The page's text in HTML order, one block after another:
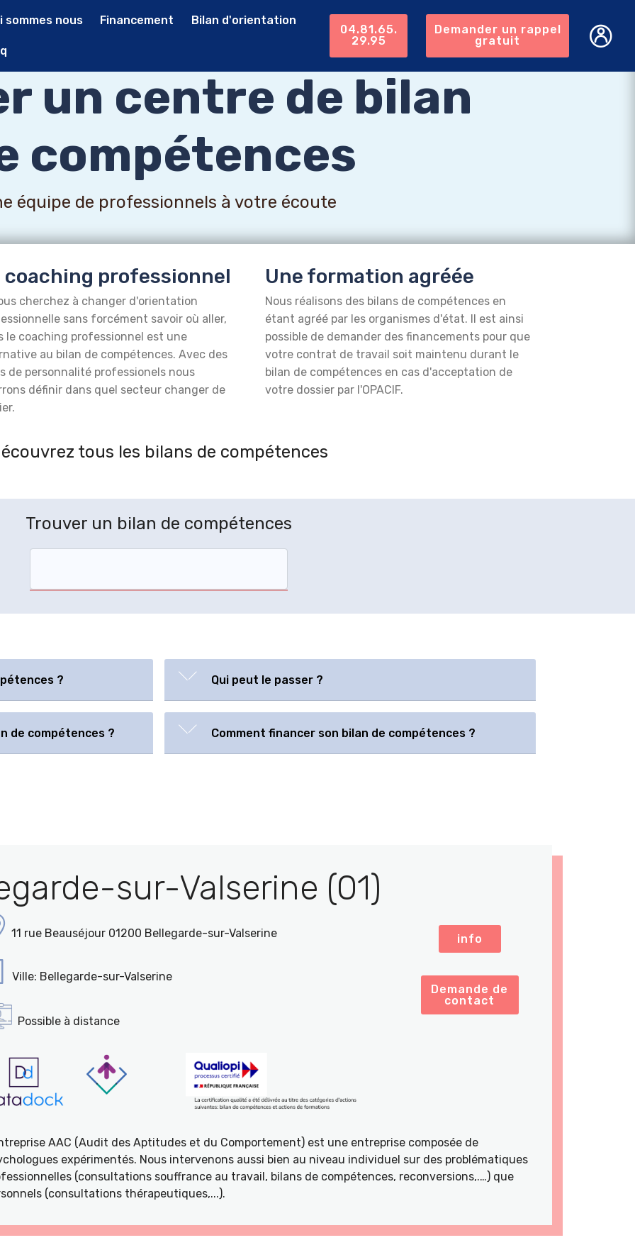
sommes nous Financement Bilan d'orientation
04.81.65.
29.95
Demander un rappel
gratuit
un centre de bilan
compétences
équipe de professionnels à votre écoute
coaching professionnel
cherchez à changer d'orientation
sans forcément savoir où aller,
le coaching professionnel est une
au bilan de compétences. Avec des
de personnalité professionels nous
définir dans quel secteur changer de
Une formation agréée
Nous réalisons des bilans de compétences en
étant agréé par les organismes d'état. Il est ainsi
possible de demander des financements pour que
votre contrat de travail soit maintenu durant le
bilan de compétences en cas d'acceptation de
votre dossier par l'OPACIF.
tous les bilans de compétences
Trouver un bilan de compétences
? Qui peut le passer ?
de compétences ? Comment financer son bilan de compétences ?
sur-Valserine (01)
11 rue Beauséjour 01200 Bellegarde-sur-Valserine
Ville: Bellegarde-sur-Valserine
Possible à distance
info
Demande de
contact
AAC (Audit des Aptitudes et du Comportement) est une entreprise composée de
expérimentés. Nous intervenons aussi bien au niveau individuel sur des problématiques
(consultations souffrance au travail, bilans de compétences, reconversions,.…) que
(consultations thérapeutiques,...).